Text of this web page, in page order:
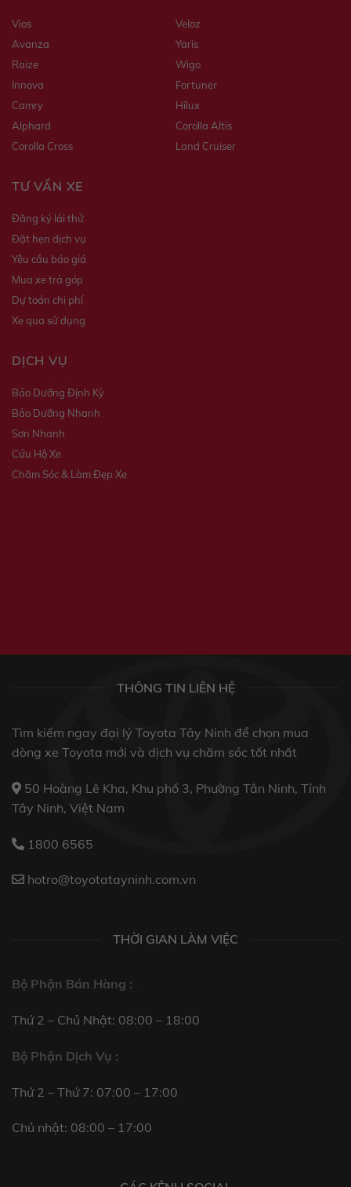
Vios
Veloz
Avanza
Yaris
Raize
Wigo
Innova
Fortuner
Camry
Hilux
Alphard
Corolla Altis
Corolla Cross
Land Cruiser
TƯ VẤN XE
Đăng ký lái thử
Đặt hẹn dịch vụ
Yêu cầu báo giá
Mua xe trả góp
Dự toán chi phí
Xe qua sử dụng
DỊCH VỤ
Bảo Dưỡng Định Kỳ
Bảo Dưỡng Nhanh
Sơn Nhanh
Cứu Hộ Xe
Chăm Sóc & Làm Đẹp Xe
THÔNG TIN LIÊN HỆ
Tìm kiếm ngay đại lý Toyota Tây Ninh để chọn mua
dòng xe Toyota mới và dịch vụ chăm sóc tốt nhất
50 Hoàng Lê Kha, Khu phố 3, Phường Tân Ninh, Tỉnh
Tây Ninh, Việt Nam
1800 6565
hotro@toyotatayninh.com.vn
THỜI GIAN LÀM VIỆC
Bộ Phận Bán Hàng :
Thứ 2 – Chủ Nhật: 08:00 – 18:00
Bộ Phận Dịch Vụ :
Thứ 2 – Thứ 7: 07:00 – 17:00
Chủ nhật: 08:00 – 17:00